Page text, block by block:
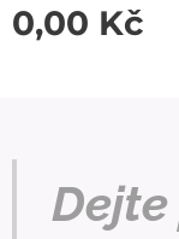
0,00 Kč